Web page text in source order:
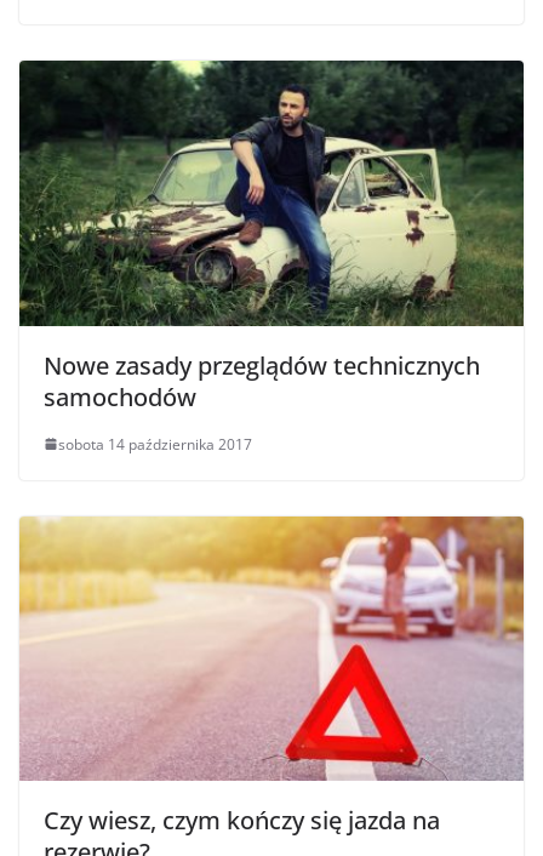
Nowe zasady przeglądów technicznych
samochodów
sobota 14 października 2017
Czy wiesz, czym kończy się jazda na